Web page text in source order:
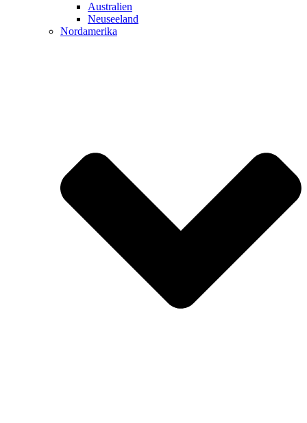
Australien
Neuseeland
Nordamerika